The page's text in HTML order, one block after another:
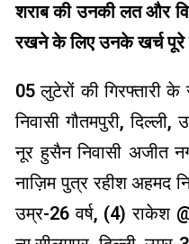
शराब की उनकी लत और
रखने के लिए उनके खर्च पूरे
05 लुटेरों की गिरफ्तारी
निवासी गौतमपुरी,
नूर हुसैन निवासी अजीत
नाज़िम पुत्र रहीश अहमद
उम्र-26 वर्ष, (4) राकेश